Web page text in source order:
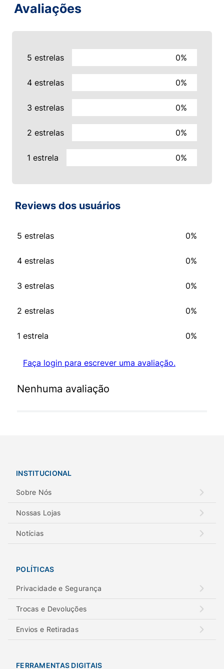
Avaliações
5 estrelas 0%
4 estrelas 0%
3 estrelas 0%
2 estrelas 0%
1 estrela 0%
Reviews dos usuários
5 estrelas 0%
4 estrelas 0%
3 estrelas 0%
2 estrelas 0%
1 estrela 0%
Faça login para escrever uma avaliação.
Nenhuma avaliação
INSTITUCIONAL
Sobre Nós
Nossas Lojas
Notícias
POLÍTICAS
Privacidade e Segurança
Trocas e Devoluções
Envios e Retiradas
FERRAMENTAS DIGITAIS